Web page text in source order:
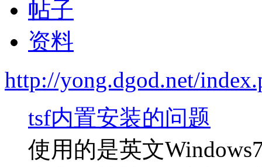
帖子
资料
http://yong.dgod.net/
tsf内置安装的问题
使用的是英文